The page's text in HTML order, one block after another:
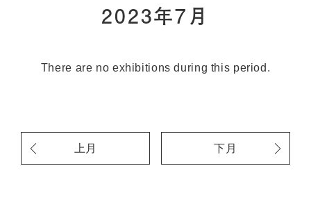
2023年7月
There are no exhibitions during this period.
上月 下月